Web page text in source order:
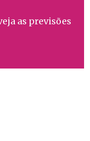
as previsões